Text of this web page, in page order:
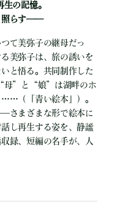
の記憶。
照らす――
て美弥子の継母だっ
美弥子は、旅の誘いを
と悟る。共同制作した
“母”と“娘”は湖畔のホ
……（「青い絵本」）。
さまざまな形で絵本に
し再生する姿を、静謐
録、短編の名手が、人